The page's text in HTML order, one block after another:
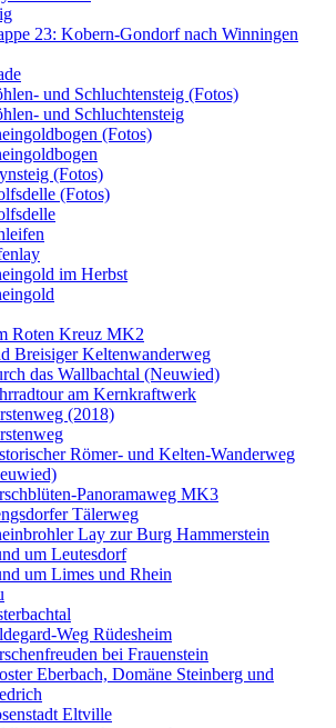
23: Kobern-Gondorf nach Winningen
und Schluchtensteig (Fotos)
und Schluchtensteig
(Fotos)
(Fotos)
(Fotos)
im Herbst
Roten Kreuz MK2
Breisiger Keltenwanderweg
das Wallbachtal (Neuwied)
am Kernkraftwerk
(2018)
Römer- und Kelten-Wanderweg
Panoramaweg MK3
Tälerweg
Lay zur Burg Hammerstein
um Leutesdorf
um Limes und Rhein
Weg Rüdesheim
bei Frauenstein
Eberbach, Domäne Steinberg und
Eltville